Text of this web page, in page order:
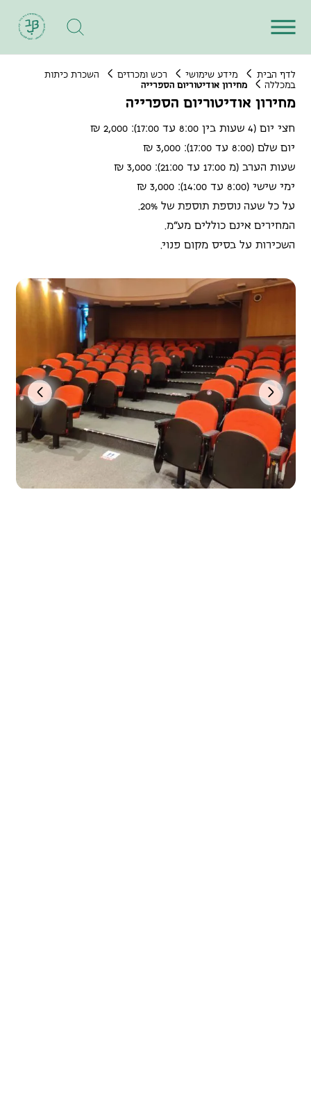
לדף הבית מידע שימושי רכש ומכרזים
השכרת כיתות
במכללה
מחירון אודיטוריום הספרייה
מחירון אודיטוריום הספרייה
חצי יום (4 שעות בין 8:00 עד 17:00): 2,000 ₪
יום שלם (8:00 עד 17:00): 3,000 ₪
שעות הערב (מ 17:00 עד 21:00): 3,000 ₪
ימי שישי (8:00 עד 14:00): 3,000 ₪
על כל שעה נוספת תוספת של 20%.
המחירים אינם כוללים מע"מ.
השכירות על בסיס מקום פנוי.